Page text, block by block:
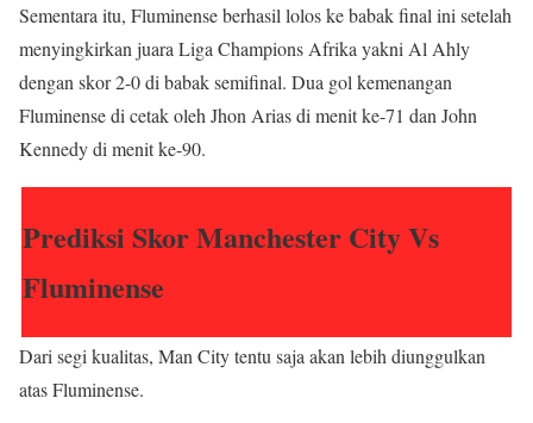
Sementara itu, Fluminense berhasil lolos ke babak final ini setelah
menyingkirkan juara Liga Champions Afrika yakni Al Ahly
dengan skor 2-0 di babak semifinal. Dua gol kemenangan
Fluminense di cetak oleh Jhon Arias di menit ke-71 dan John
Kennedy di menit ke-90.
Prediksi Skor Manchester City Vs
Fluminense
Dari segi kualitas, Man City tentu saja akan lebih diunggulkan
atas Fluminense.